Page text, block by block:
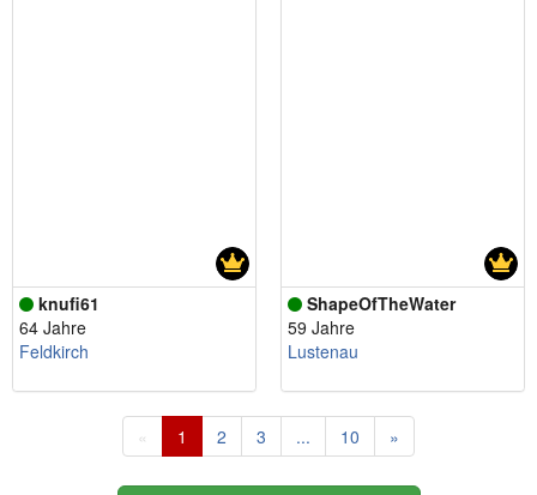
knufi61
64 Jahre
Feldkirch
ShapeOfTheWater
59 Jahre
Lustenau
« 1 2 3 ... 10 »